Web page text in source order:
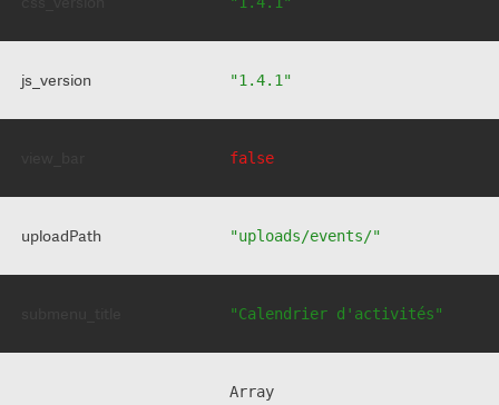
js_version "1.4.1"
false
uploadPath "uploads/events/"
"Calendrier d'activités"
Array